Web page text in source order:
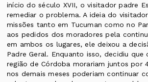
início do século XVII, o visitador padre
remediar o problema. A ideia do
missões tanto em Tucuman como no
aos pedidos dos moradores pela
em ambos os lugares, ele deixou a
Padre Geral. Enquanto isso, decidiu que
região de Córdoba morariam juntos por
nos demais meses poderiam continuar